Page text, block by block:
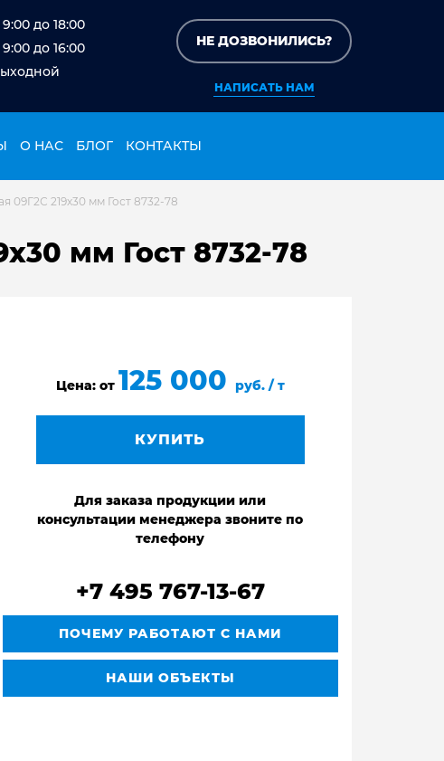
до 18:00
до 16:00
НЕ ДОЗВОНИЛИСЬ?
НАПИСАТЬ НАМ
О НАС БЛОГ КОНТАКТЫ
09Г2С 219х30 мм Гост 8732-78
мм Гост 8732-78
Цена: от 125 000 руб. / т
КУПИТЬ
Для заказа продукции или
консультации менеджера звоните по
телефону
+7 495 767-13-67
ПОЧЕМУ РАБОТАЮТ С НАМИ
НАШИ ОБЪЕКТЫ